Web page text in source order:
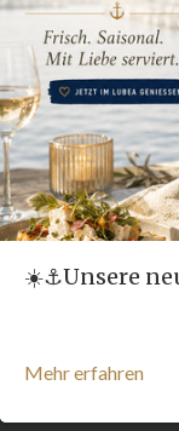
☀️⚓️Unsere
Mehr erfahren